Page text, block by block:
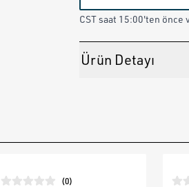
CST saat 15:00'ten
Ürün Detayı
(0)